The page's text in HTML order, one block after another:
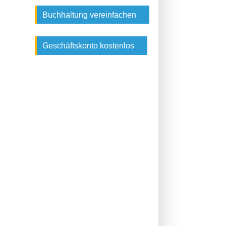
Buchhaltung vereinfachen
Geschäftskonto kostenlos